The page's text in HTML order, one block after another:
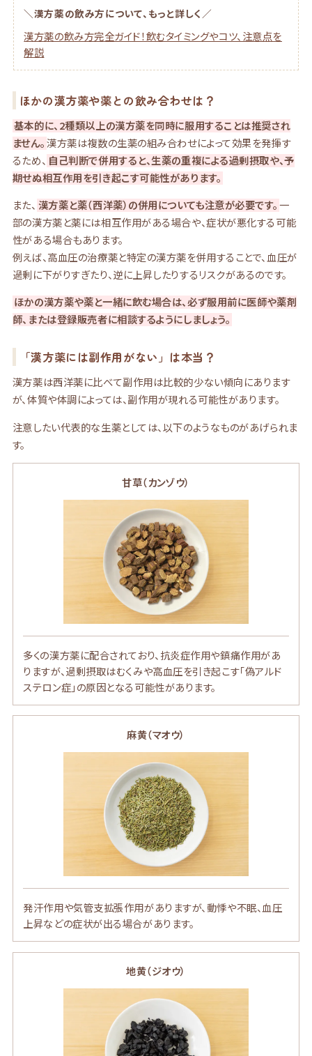
＼漢方薬の飲み方について、もっと詳しく／
漢方薬の飲み方完全ガイド！飲むタイミングやコツ、注意点を
解説
ほかの漢方薬や薬との飲み合わせは？
基本的に、2種類以上の漢方薬を同時に服用することは推奨され
ません。漢方薬は複数の生薬の組み合わせによって効果を発揮す
るため、 自己判断で併用すると、生薬の重複による過剰摂取や、予
期せぬ相互作用を引き起こす可能性があります。
また、 漢方薬と薬（西洋薬）の併用についても注意が必要です。一
部の漢方薬と薬には相互作用がある場合や、症状が悪化する可能
性がある場合もあります。
例えば、高血圧の治療薬と特定の漢方薬を併用することで、血圧が
過剰に下がりすぎたり、逆に上昇したりするリスクがあるのです。
ほかの漢方薬や薬と一緒に飲む場合は、必ず服用前に医師や薬剤
師、または登録販売者に相談するようにしましょう。
「漢方薬には副作用がない」は本当？
漢方薬は西洋薬に比べて副作用は比較的少ない傾向にあります
が、体質や体調によっては、副作用が現れる可能性があります。
注意したい代表的な生薬としては、以下のようなものがあげられま
す。
甘草（カンゾウ）
多くの漢方薬に配合されており、抗炎症作用や鎮痛作用があ
りますが、過剰摂取はむくみや高血圧を引き起こす「偽アルド
ステロン症」の原因となる可能性があります。
麻黄（マオウ）
発汗作用や気管支拡張作用がありますが、動悸や不眠、血圧
上昇などの症状が出る場合があります。
地黄（ジオウ）